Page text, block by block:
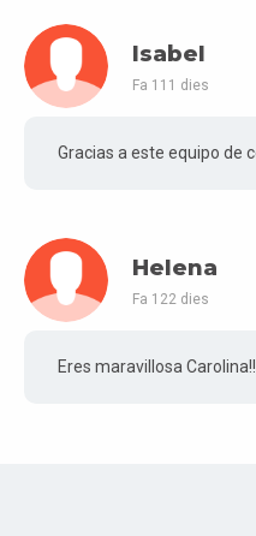
Isabel
Fa 111 dies
Gracias a este equipo de
Helena
Fa 122 dies
Eres maravillosa Carolina!!